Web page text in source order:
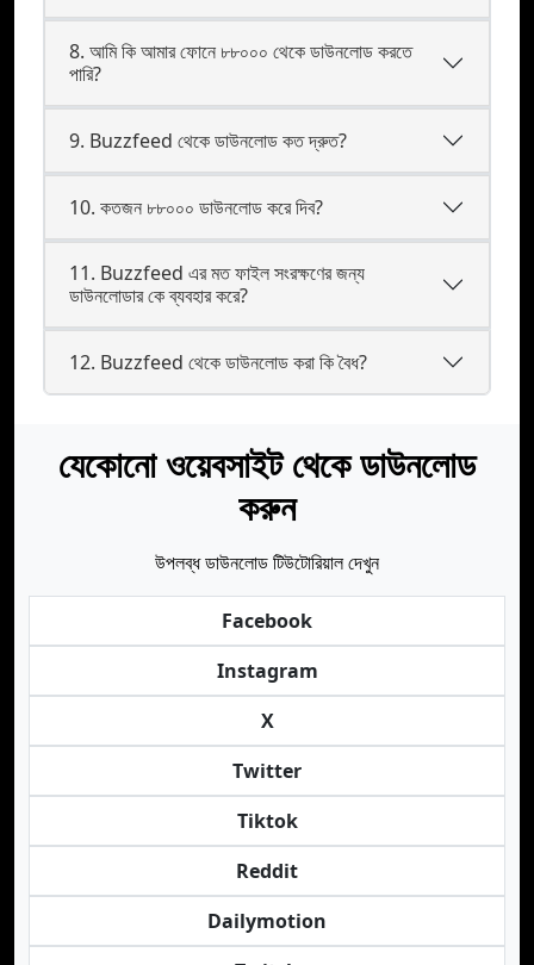
8. আমি কি আমার ফোনে ৮৮০০০ থেকে ডাউনলোড করতে
পারি?
9. Buzzfeed থেকে ডাউনলোড কত দ্রুত?
10. কতজন ৮৮০০০ ডাউনলোড করে দিব?
11. Buzzfeed এর মত ফাইল সংরক্ষণের জন্য
ডাউনলোডার কে ব্যবহার করে?
12. Buzzfeed থেকে ডাউনলোড করা কি বৈধ?
যেকোনো ওয়েবসাইট থেকে ডাউনলোড
করুন
উপলব্ধ ডাউনলোড টিউটোরিয়াল দেখুন
Facebook
Instagram
X
Twitter
Tiktok
Reddit
Dailymotion